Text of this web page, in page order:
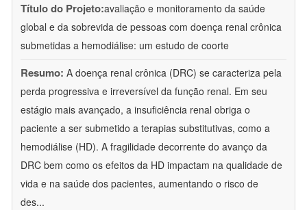
Título do Projeto:avaliação e monitoramento da saúde
global e da sobrevida de pessoas com doença renal crônica
submetidas a hemodiálise: um estudo de coorte
Resumo: A doença renal crônica (DRC) se caracteriza pela
perda progressiva e irreversível da função renal. Em seu
estágio mais avançado, a insuficiência renal obriga o
paciente a ser submetido a terapias substitutivas, como a
hemodiálise (HD). A fragilidade decorrente do avanço da
DRC bem como os efeitos da HD impactam na qualidade de
vida e na saúde dos pacientes, aumentando o risco de
des...